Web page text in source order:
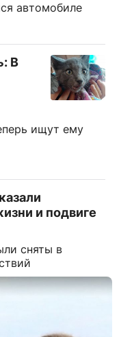
автомобиле
В
ищут ему
и подвиге
сняты в